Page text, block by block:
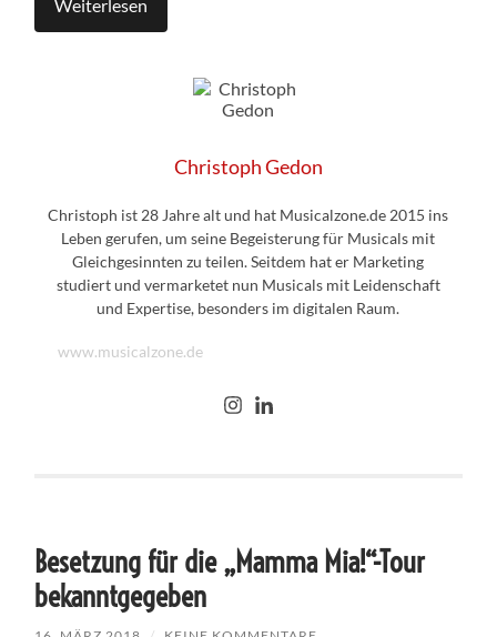
Weiterlesen
Christoph Gedon
Christoph ist 28 Jahre alt und hat Musicalzone.de 2015 ins
Leben gerufen, um seine Begeisterung für Musicals mit
Gleichgesinnten zu teilen. Seitdem hat er Marketing
studiert und vermarketet nun Musicals mit Leidenschaft
und Expertise, besonders im digitalen Raum.
www.musicalzone.de
Besetzung für die „Mamma Mia!“-Tour
bekanntgegeben